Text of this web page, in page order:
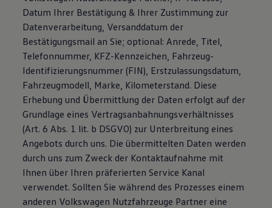
Datum Ihrer Bestätigung & Ihrer Zustimmung zur
Datenverarbeitung, Versanddatum der
Bestätigungsmail an Sie; optional: Anrede, Titel,
Telefonnummer, KFZ-Kennzeichen, Fahrzeug-
Identifizierungsnummer (FIN), Erstzulassungsdatum,
Fahrzeugmodell, Marke, Kilometerstand. Diese
Erhebung und Übermittlung der Daten erfolgt auf der
Grundlage eines Vertragsanbahnungsverhältnisses
(Art. 6 Abs. 1 lit. b DSGVO) zur Unterbreitung eines
Angebots durch uns. Die übermittelten Daten werden
durch uns zum Zweck der Kontaktaufnahme mit
Ihnen über Ihren präferierten Service Kanal
verwendet. Sollten Sie während des Prozesses einem
anderen Volkswagen Nutzfahrzeuge Partner eine